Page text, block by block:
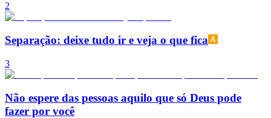
2
Separação: deixe tudo ir e veja o que fica
3
Não espere das pessoas aquilo que só Deus pode
fazer por você